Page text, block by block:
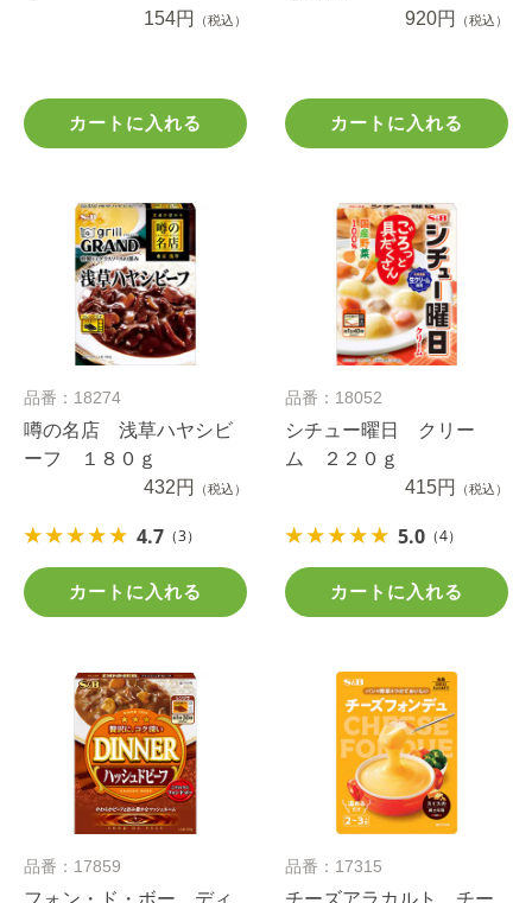
154円
（税込）
カートに入れる
920円
（税込）
カートに入れる
品番：18274
噂の名店 浅草ハヤシビ
ーフ １８０ｇ
432円
（税込）
4.7 （3）
カートに入れる
品番：18052
シチュー曜日 クリー
ム ２２０ｇ
415円
（税込）
5.0 （4）
カートに入れる
品番：17859
フォン・ド・ボー ディ
品番：17315
チーズアラカルト チー